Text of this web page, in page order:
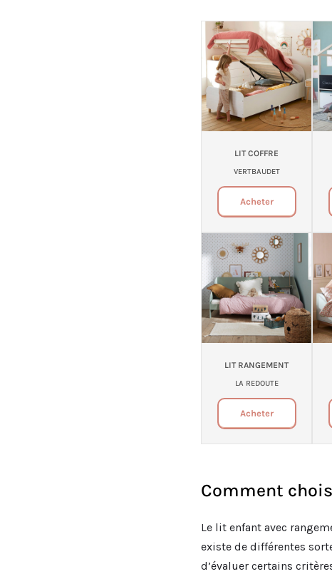
LIT COFFRE
VERTBAUDET
Acheter
LIT RANGEMENT
LA REDOUTE
Acheter
Comment
Le lit enfant avec
existe de différentes
d’évaluer certains